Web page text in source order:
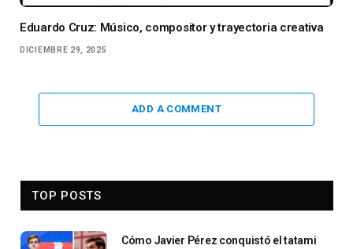
Eduardo Cruz: Músico, compositor y trayectoria creativa
DICIEMBRE 29, 2025
ADD A COMMENT
TOP POSTS
Cómo Javier Pérez conquistó el tatami